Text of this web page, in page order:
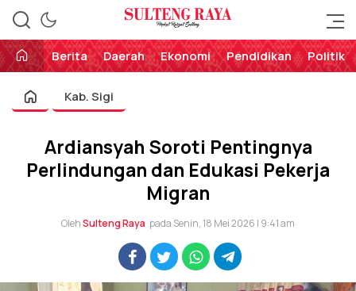
Sulteng Raya
Perekat Rakyat Sulteng
Berita
Daerah Ekonomi Pendidikan Politik
Kab. Sigi
Ardiansyah Soroti Pentingnya
Perlindungan dan Edukasi Pekerja
Migran
OlehSulteng Raya pada Senin, 18 Mei 2026 | 9:41 am